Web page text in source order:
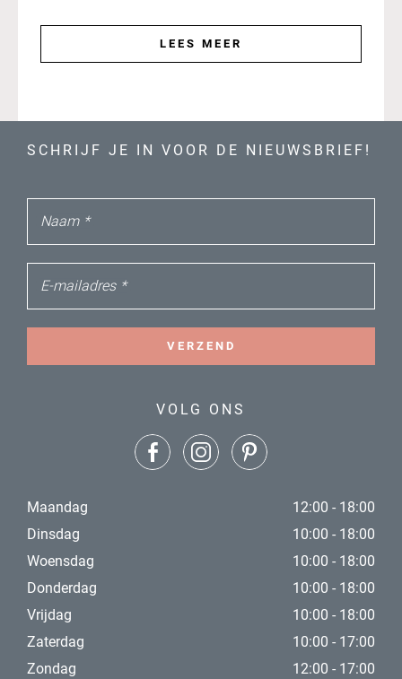
LEES MEER
SCHRIJF JE IN VOOR DE NIEUWSBRIEF!
Naam *
E-mailadres *
VERZEND
VOLG ONS
Maandag
12:00 - 18:00
Dinsdag
10:00 - 18:00
Woensdag
10:00 - 18:00
Donderdag
10:00 - 18:00
Vrijdag
10:00 - 18:00
Zaterdag
10:00 - 17:00
Zondag
12:00 - 17:00